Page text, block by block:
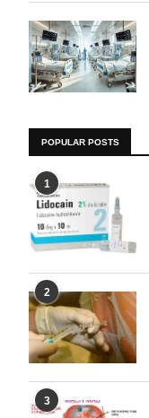
POPULAR POSTS
1
2
3